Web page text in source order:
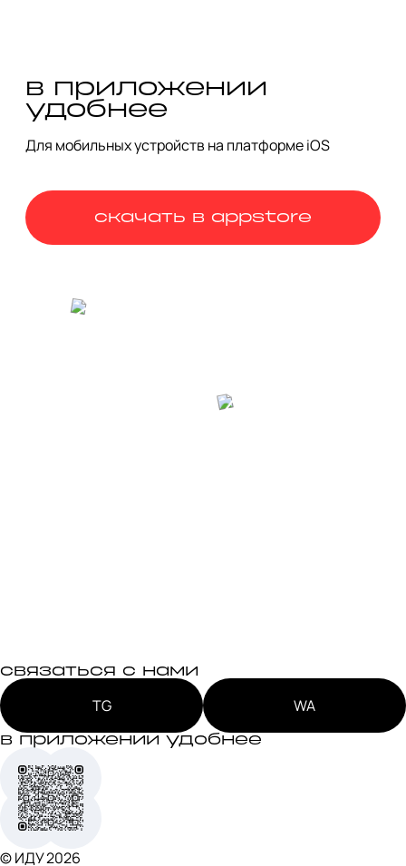
подземных ходов, связывавших общину и дома
старообрядцев. А главный храм, появившийся в период
запретов, скрывает помещения для хранения реликвий.
в приложении
удобнее
Для мобильных устройств на платформе iOS
скачать в appstore
связаться с нами
TG WA
в приложении удобнее
© ИДУ2026